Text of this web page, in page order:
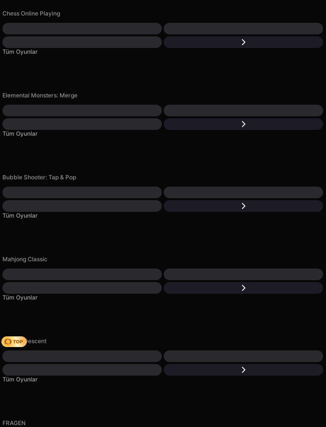
Chess Online Playing
Tüm Oyunlar
Elemental Monsters: Merge
Tüm Oyunlar
Bubble Shooter: Tap & Pop
Tüm Oyunlar
Mahjong Classic
Tüm Oyunlar
Deadly Descent
Tüm Oyunlar
FRAGEN